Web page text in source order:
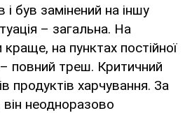
і був замінений на іншу
– загальна. На
на пунктах постійної
повний треш. Критичний
продуктів харчування. За
неодноразово